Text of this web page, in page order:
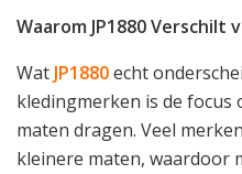
Waarom JP1880 Verschilt
Wat JP1880echt
kledingmerken is de
maten dragen. Veel
kleinere maten, waardoor